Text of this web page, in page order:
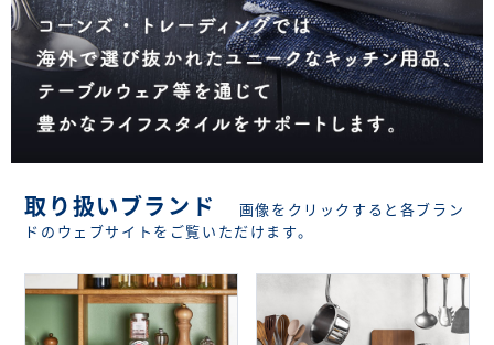
取り扱いブランド
画像をクリックすると各ブラン
ドのウェブサイトをご覧いただけます。